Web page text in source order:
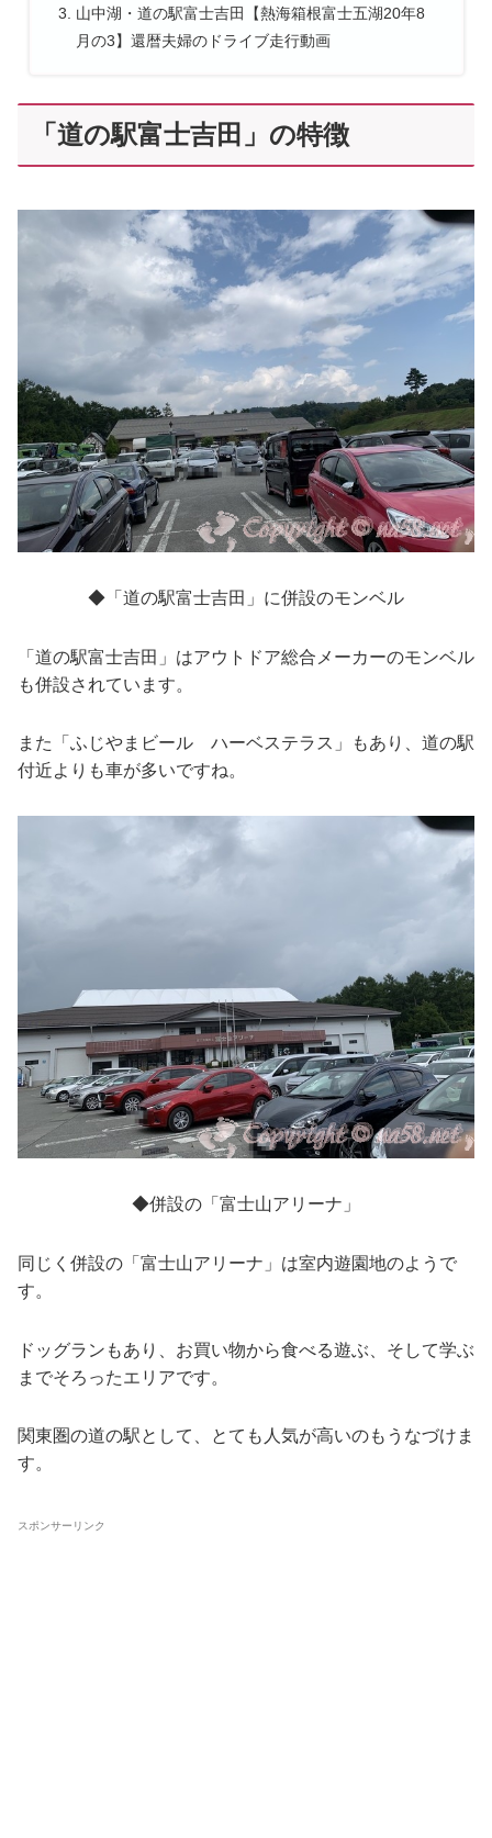
山中湖・道の駅富士吉田【熱海箱根富士五湖20年8
月の3】還暦夫婦のドライブ走行動画
「道の駅富士吉田」の特徴
◆「道の駅富士吉田」に併設のモンベル
「道の駅富士吉田」はアウトドア総合メーカーのモンベル
も併設されています。
また「ふじやまビール ハーベステラス」もあり、道の駅
付近よりも車が多いですね。
◆併設の「富士山アリーナ」
同じく併設の「富士山アリーナ」は室内遊園地のようで
す。
ドッグランもあり、お買い物から食べる遊ぶ、そして学ぶ
までそろったエリアです。
関東圏の道の駅として、とても人気が高いのもうなづけま
す。
スポンサーリンク